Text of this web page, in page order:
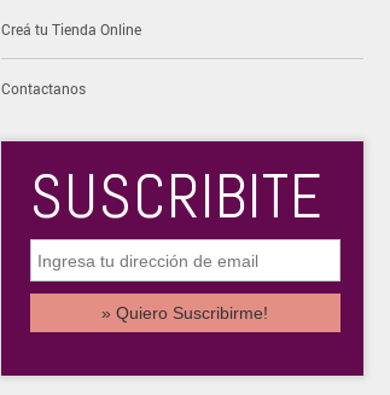
Creá tu Tienda Online
Contactanos
SUSCRIBITE